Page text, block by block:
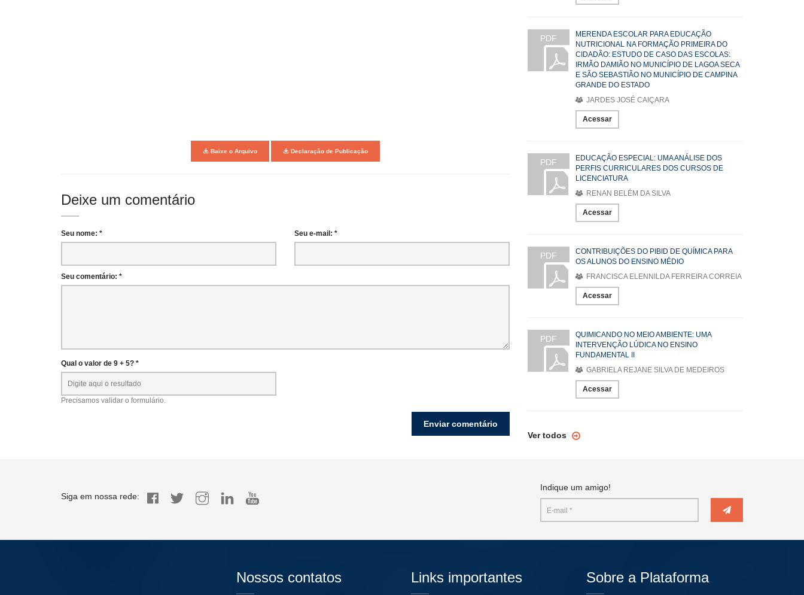
Baixe o Arquivo Declaração de Publicação
Deixe um comentário
Seu nome: * Seu e-mail: *
Seu comentário: *
Qual o valor de 9 + 5? *
Precisamos validar o formulário.
PDF
MERENDA ESCOLAR PARA EDUCAÇÃO
NUTRICIONAL NA FORMAÇÃO PRIMEIRA DO
CIDADÃO: ESTUDO DE CASO DAS ESCOLAS:
IRMÃO DAMIÃO NO MUNICÍPIO DE LAGOA SECA
E SÃO SEBASTIÃO NO MUNICÍPIO DE CAMPINA
GRANDE DO ESTADO
JARDES JOSÉ CAIÇARA
Acessar
PDF
EDUCAÇÃO ESPECIAL: UMA ANÁLISE DOS
PERFIS CURRICULARES DOS CURSOS DE
LICENCIATURA
RENAN BELÉM DA SILVA
Acessar
PDF
CONTRIBUIÇÕES DO PIBID DE QUÍMICA PARA
OS ALUNOS DO ENSINO MÉDIO
FRANCISCA ELENNILDA FERREIRA CORREIA
Acessar
PDF
QUIMICANDO NO MEIO AMBIENTE: UMA
INTERVENÇÃO LÚDICA NO ENSINO
FUNDAMENTAL II
GABRIELA REJANE SILVA DE MEDEIROS
Acessar
Ver todos
Siga em nossa rede:
Indique um amigo!
Nossos contatos Links importantes Sobre a Plataforma